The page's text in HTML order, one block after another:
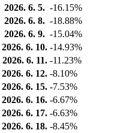
2026. 6. 5. -16.15%
2026. 6. 8. -18.88%
2026. 6. 9. -15.04%
2026. 6. 10. -14.93%
2026. 6. 11. -11.23%
2026. 6. 12. -8.10%
2026. 6. 15. -7.53%
2026. 6. 16. -6.67%
2026. 6. 17. -6.63%
2026. 6. 18. -8.45%